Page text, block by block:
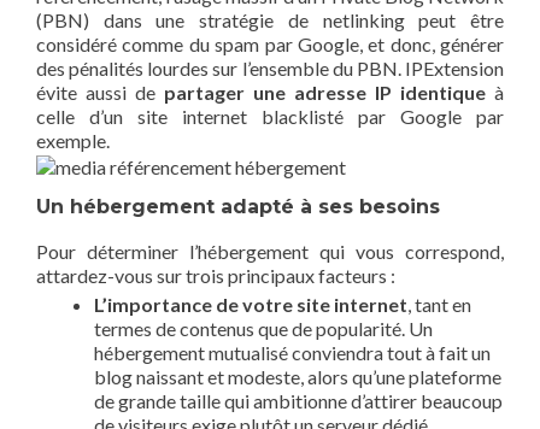
(PBN) dans une stratégie de netlinking peut être
considéré comme du spam par Google, et donc, générer
des pénalités lourdes sur l’ensemble du PBN. IPExtension
évite aussi de partager une adresse IP identique à
celle d’un site internet blacklisté par Google par
exemple.
Un hébergement adapté à ses besoins
Pour déterminer l’hébergement qui vous correspond,
attardez-vous sur trois principaux facteurs :
L’importance de votre site internet, tant en
termes de contenus que de popularité. Un
hébergement mutualisé conviendra tout à fait un
blog naissant et modeste, alors qu’une plateforme
de grande taille qui ambitionne d’attirer beaucoup